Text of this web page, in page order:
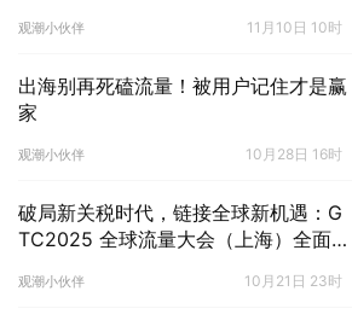
观潮小伙伴 11月10日 10时
出海别再死磕流量！被用户记住才是赢
家
观潮小伙伴 10月28日 16时
破局新关税时代，链接全球新机遇：G
TC2025 全球流量大会（上海）全面启
观潮小伙伴 10月21日 23时